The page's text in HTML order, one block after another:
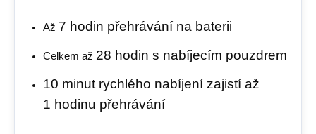
Až 7 hodin přehrávání na baterii
Celkem až 28 hodin s nabíjecím pouzdrem
10 minut rychlého nabíjení zajistí až
1 hodinu přehrávání